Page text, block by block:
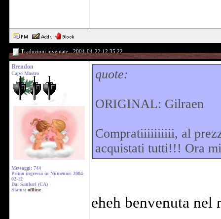
Traduzioni inventate - 2004-04-22 12:35:22
Brendon
Capo Mastro
Messaggi: 744
Primo ingresso in Numenor: 2004-
02-12
Da: Sanluri (CA)
Status: offline
quote:
ORIGINAL: Gilraen
Compratiiiiiiiiii, al
acquistati tutti!!! Ora
eheh benvenuta